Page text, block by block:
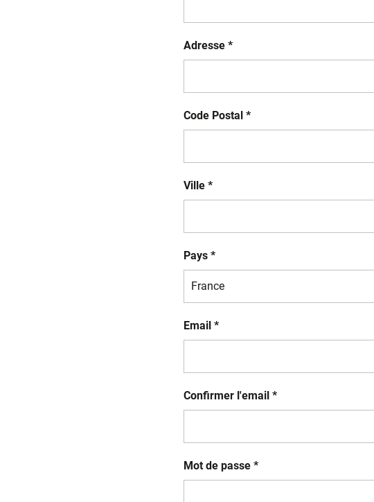
Adresse *
Code Postal *
Ville *
Pays *
Email *
Confirmer l'email *
Mot de passe *